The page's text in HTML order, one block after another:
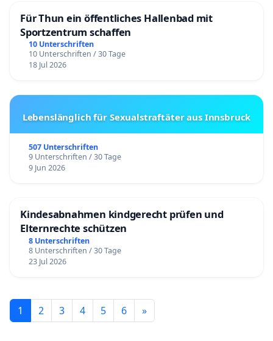
Für Thun ein öffentliches Hallenbad mit
Sportzentrum schaffen
10 Unterschriften
10 Unterschriften / 30 Tage
18 Jul 2026
Lebenslänglich für Sexualstraftäter aus Innsbruck
507 Unterschriften
9 Unterschriften / 30 Tage
9 Jun 2026
Kindesabnahmen kindgerecht prüfen und
Elternrechte schützen
8 Unterschriften
8 Unterschriften / 30 Tage
23 Jul 2026
1 2 3 4 5 6 »